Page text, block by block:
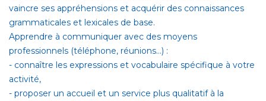
vaincre ses appréhensions et acquérir des connaissances
grammaticales et lexicales de base.
Apprendre à communiquer avec des moyens
professionnels (téléphone, réunions…) :
- connaître les expressions et vocabulaire spécifique à votre
activité,
- proposer un accueil et un service plus qualitatif à la